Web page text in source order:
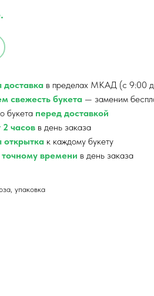
доставка в пределах МКАД (с 9:00
свежесть букета — заменим
букета перед доставкой
2 часов в день заказа
открытка к каждому букету
времени в день заказа
упаковка